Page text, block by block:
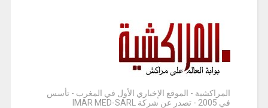
المراكشية - الموقع الإخباري الأول في المغرب - تأسس
في 2005 - تصدر عن شركة IMAR MED-SARL